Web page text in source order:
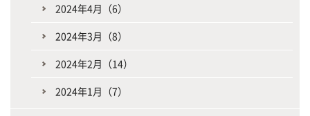
2024年4月（6）
2024年3月（8）
2024年2月（14）
2024年1月（7）